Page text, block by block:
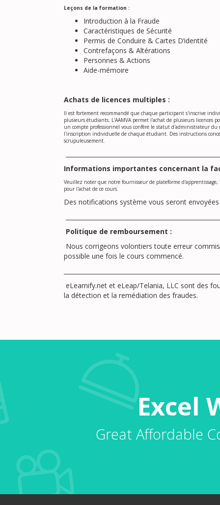
Leçons de la formation :
Introduction à la Fraude
Caractéristiques de Sécurité
Permis de Conduire & Cartes D’identité
Contrefaçons & Altérations
Personnes & Actions
Aide-mémoire
Achats de licences multiples :
Il est fortement recommandé que chaque participant s'inscrive
plusieurs étudiants. L'AAMVA permet l'achat de plusieurs licences
un compte professionnel vous confère le statut d'administrateur du
l'inscription individuelle de chaque étudiant. Des instructions
scrupuleusement.
Informations importantes concernant la
Veuillez noter que notre fournisseur de plateforme
pour l'achat de ce cours.
Des notifications système vous seront envoyées
Politique de remboursement :
Nous corrigeons volontiers toute erreur
possible une fois le cours commencé.
eLearnify.net et eLeap/Telania, LLC sont des
la détection et la remédiation des fraudes.
Excel
Great Affordable